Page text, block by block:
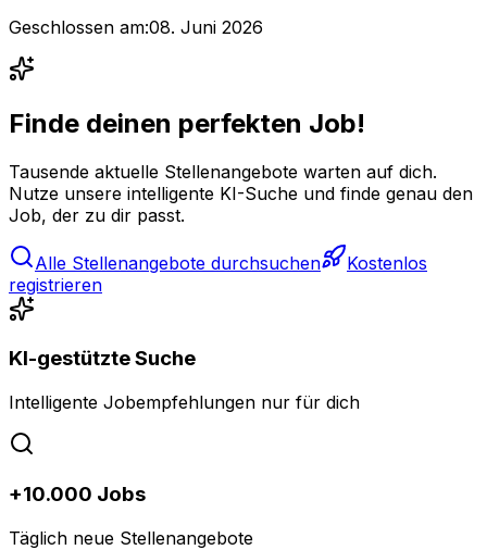
Geschlossen am:08. Juni 2026
Finde deinen perfekten Job!
Tausende aktuelle Stellenangebote warten auf dich.
Nutze unsere intelligente KI-Suche und finde genau den
Job, der zu dir passt.
Alle Stellenangebote durchsuchen
Kostenlos
registrieren
KI-gestützte Suche
Intelligente Jobempfehlungen nur für dich
+10.000 Jobs
Täglich neue Stellenangebote